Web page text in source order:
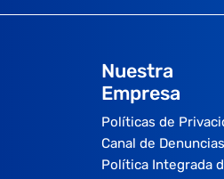
Nuestra
Empresa
Políticas de
Canal de Denuncias
Política Integrada